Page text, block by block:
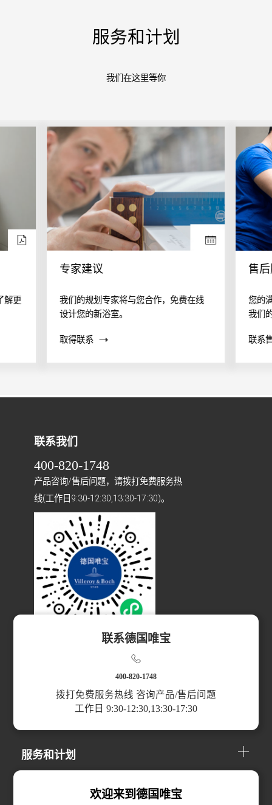
服务和计划
我们在这里等你
解更
专家建议
我们的规划专家将与您合作，免费在线
设计您的新浴室。
取得联系
售
您的
我们
帮助
联系
服务和计划
联系我们
400-820-1748
产品咨询/售后问题，请拨打免费服务热
线(工作日9:30-12:30,13:30-17:30)。
欢迎来到德国唯宝
联系德国唯宝
400-820-1748
拨打免费服务热线 咨询产品/售后问题
工作日 9:30-12:30,13:30-17:30